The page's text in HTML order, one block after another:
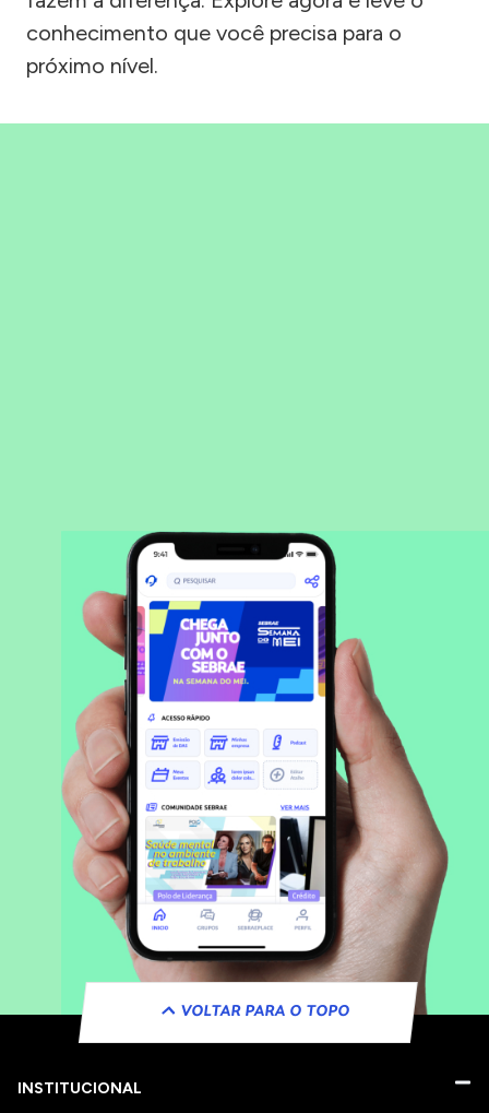
conhecimento que você precisa para o
próximo nível.
VOLTAR PARA O TOPO
INSTITUCIONAL